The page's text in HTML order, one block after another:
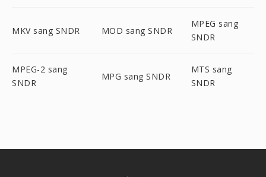
MKV sang SNDR MOD sang SNDR
MPEG sang
SNDR
MPEG-2 sang
SNDR
MPG sang SNDR
MTS sang
SNDR